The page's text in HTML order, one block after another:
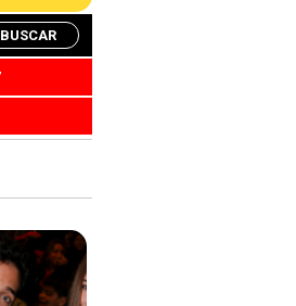
BUSCAR